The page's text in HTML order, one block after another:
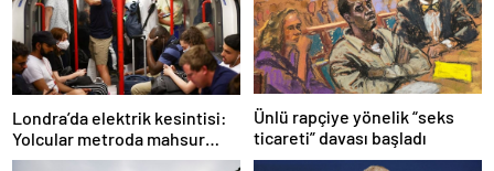
Londra’da elektrik kesintisi:
Yolcular metroda mahsur
kaldı
Ünlü rapçiye yönelik “seks
ticareti” davası başladı